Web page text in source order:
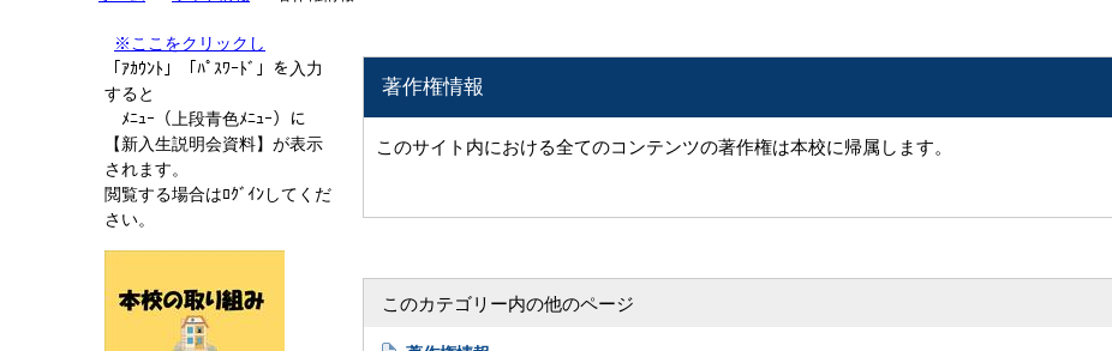
※ここをクリックし
「ｱｶｳﾝﾄ」「ﾊﾟｽﾜｰﾄﾞ」を入力
すると
ﾒﾆｭｰ（上段青色ﾒﾆｭｰ）に
【新入生説明会資料】が表示
されます。
閲覧する場合はﾛｸﾞｲﾝしてくだ
さい。
著作権情報
このサイト内における全てのコンテンツの著作権は本校に帰属します。
このカテゴリー内の他のページ